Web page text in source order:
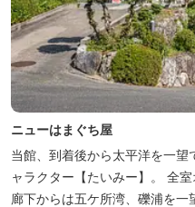
ニューはまぐち屋
当館、到着後から太平洋を一
ャラクター【たいみー】。 全
廊下からは五ケ所湾、礫浦を一